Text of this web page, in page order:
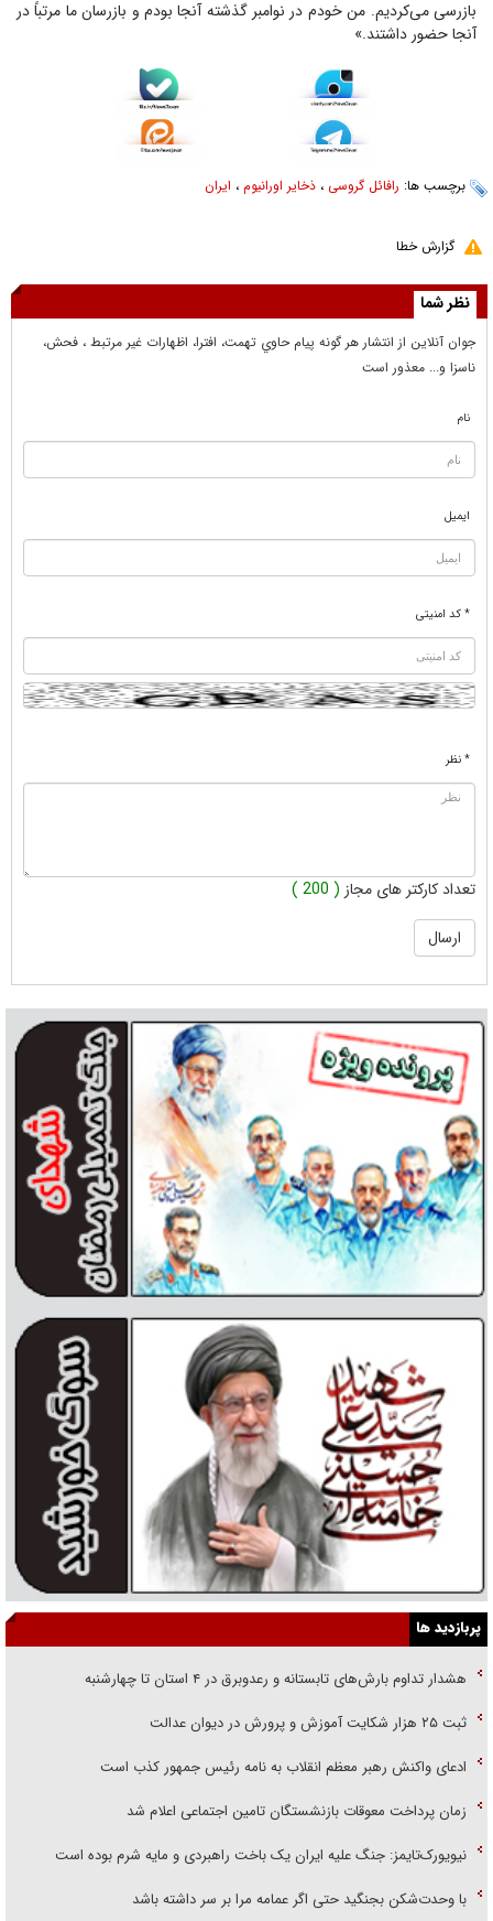
بازرسی می‌کردیم. من خودم در نوامبر گذشته آنجا بودم و بازرسان ما مرتباً در
آنجا حضور داشتند.»
برچسب ها: رافائل گروسی ، ذخایر اورانیوم ، ایران
گزارش خطا
نظر شما
جوان آنلاين از انتشار هر گونه پيام حاوي تهمت، افترا، اظهارات غير مرتبط ، فحش،
ناسزا و... معذور است
نام
ایمیل
* کد امنیتی
* نظر
تعداد کارکتر های مجاز ( 200 )
پربازدید ها
هشدار تداوم بارش‌های تابستانه و رعدوبرق در ۴ استان تا چهارشنبه
ثبت ۲۵ هزار شکایت آموزش و پرورش در دیوان عدالت
ادعای واکنش رهبر معظم انقلاب به نامه رئیس جمهور کذب است
زمان پرداخت معوقات بازنشستگان تامین اجتماعی اعلام شد
نیویورک‌تایمز: جنگ علیه ایران یک باخت راهبردی و مایه شرم بوده است
با وحدت‌شکن بجنگید حتی اگر عمامه مرا بر سر داشته باشد